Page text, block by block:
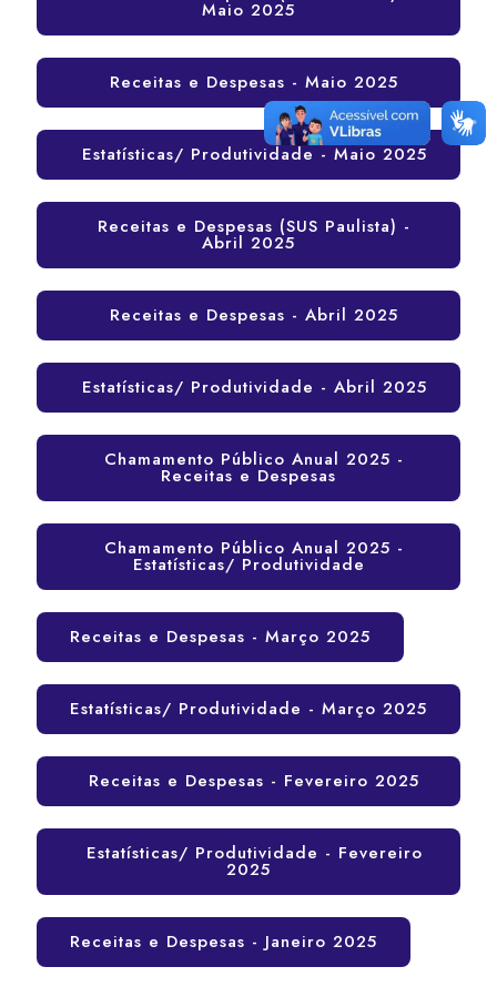
Maio 2025
Receitas e Despesas - Maio 2025
Estatísticas/ Produtividade - Maio 2025
Receitas e Despesas (SUS Paulista) -
Abril 2025
Receitas e Despesas - Abril 2025
Estatísticas/ Produtividade - Abril 2025
Chamamento Público Anual 2025 -
Receitas e Despesas
Chamamento Público Anual 2025 -
Estatísticas/ Produtividade
Receitas e Despesas - Março 2025
Estatísticas/ Produtividade - Março 2025
Receitas e Despesas - Fevereiro 2025
Estatísticas/ Produtividade - Fevereiro
2025
Receitas e Despesas - Janeiro 2025